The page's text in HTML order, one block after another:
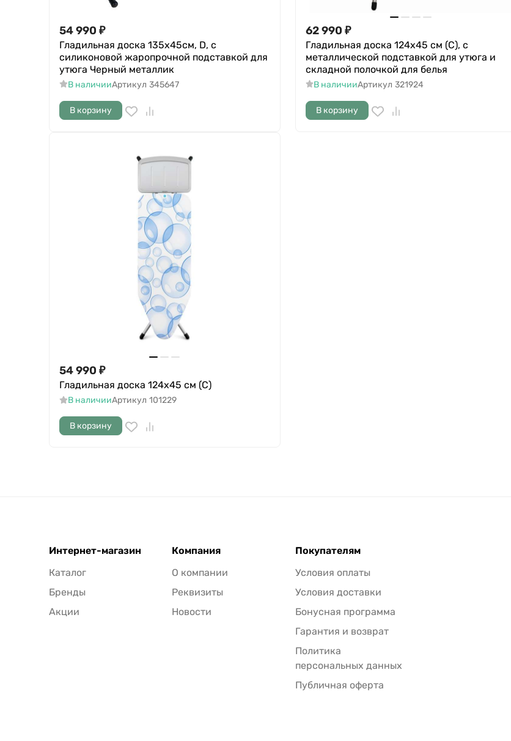
54 990 ₽
Гладильная доска 135х45см, D, с
силиконовой жаропрочной подставкой для
утюга Черный металлик
В наличииАртикул 345647
В корзину
62 990 ₽
Гладильная доска 124х45 см (C), с
металлической подставкой для утюга и
складной полочкой для белья
В наличииАртикул 321924
В корзину
54 990 ₽
Гладильная доска 124х45 см (C)
В наличииАртикул 101229
В корзину
Интернет-магазин
Каталог
Бренды
Акции
Компания
О компании
Реквизиты
Новости
Покупателям
Условия оплаты
Условия доставки
Бонусная программа
Гарантия и возврат
Политика
персональных данных
Публичная оферта